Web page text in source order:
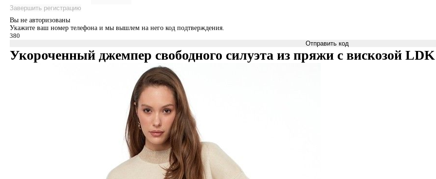
Завершить регистрацию
Вы не авторизованы
Укажите ваш номер телефона и мы вышлем на него код подтверждения.
Отправить код
Укороченный джемпер свободного силуэта из пряжи с вискозой